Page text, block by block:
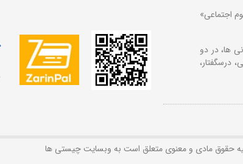
اجتماعی»
ها، در دو
درسگفتار،
حقوق مادی و معنوی متعلق است به وبسایت چیستی ها